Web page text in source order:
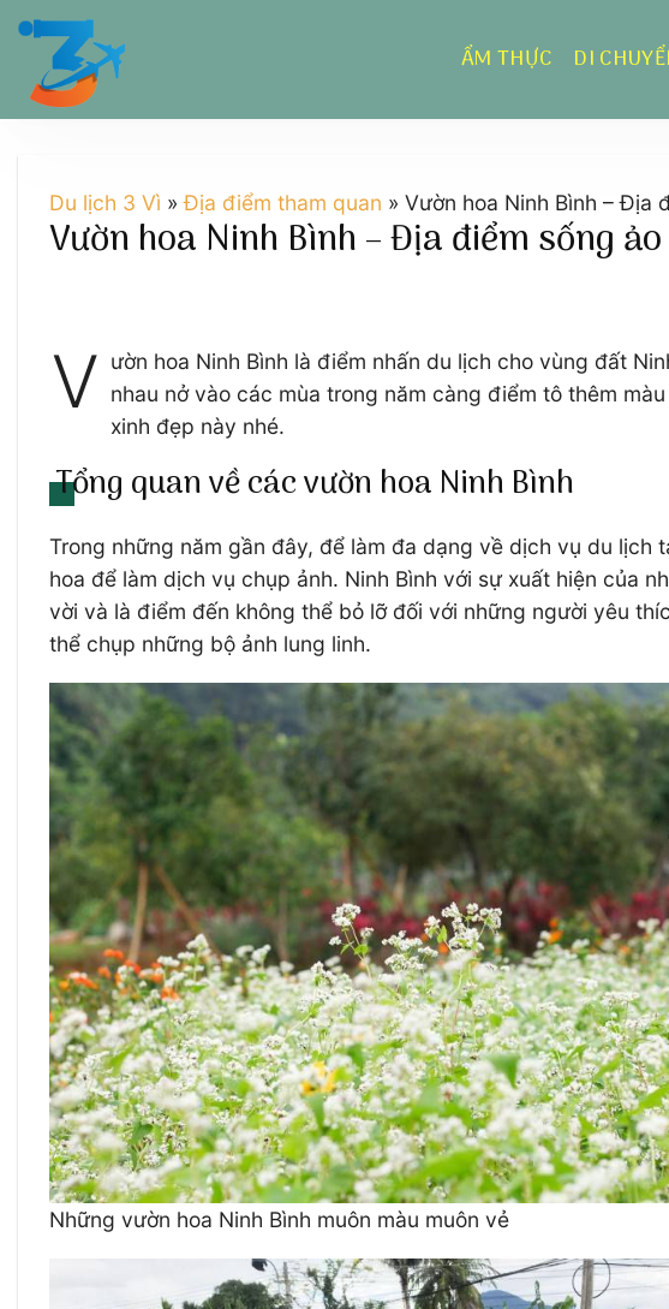
Chuyển
dung
ẨM THỰC DI
Du lịch 3 Vì »Địa điểm tham quan »Vườn hoa Ninh Bình – Địa
Vườn hoa Ninh Bình – Địa điểm sống
V ườn hoa Ninh Bình là điểm nhấn du lịch cho vùng đất
nhau nở vào các mùa trong năm càng điểm tô thêm
xinh đẹp này nhé.
Tổng quan về các vườn hoa Ninh Bình
Trong những năm gần đây, để làm đa dạng về dịch vụ du lịch
hoa để làm dịch vụ chụp ảnh. Ninh Bình với sự xuất hiện của
vời và là điểm đến không thể bỏ lỡ đối với những người yêu
thể chụp những bộ ảnh lung linh.
Những vườn hoa Ninh Bình muôn màu muôn vẻ